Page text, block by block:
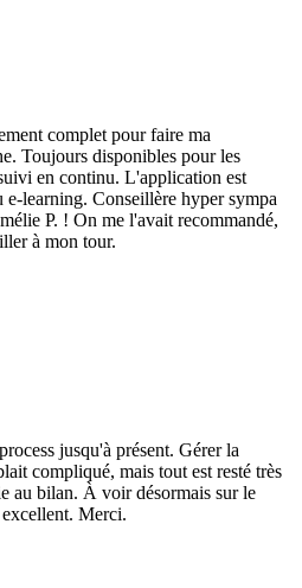
complet pour faire ma
Toujours disponibles pour les
en continu. L'application est
learning. Conseillère hyper sympa
P. ! On me l'avait recommandé,
à mon tour.
jusqu'à présent. Gérer la
compliqué, mais tout est resté très
au bilan. À voir désormais sur le
Merci.